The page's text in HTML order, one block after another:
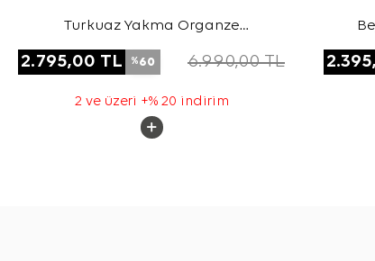
Turkuaz Yakma Organze
2.795,00 TL %60 6.990,00TL
2 ve üzeri +% 20 indirim